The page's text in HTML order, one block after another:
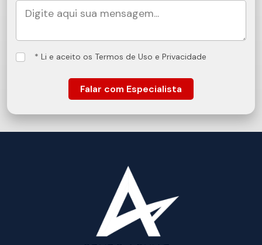
* Li e aceito os Termos de Uso e Privacidade
Falar com Especialista